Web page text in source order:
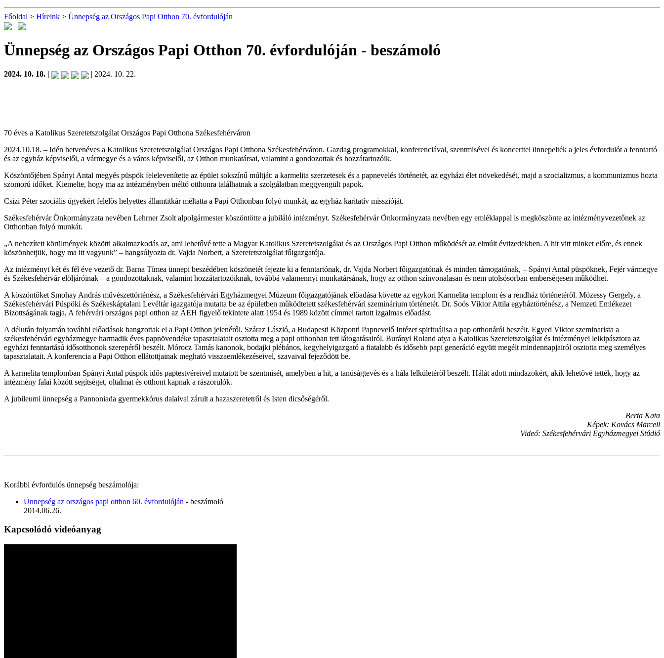
Főoldal > Híreink > Ünnepség az Országos Papi Otthon 70. évfordulóján
Ünnepség az Országos Papi Otthon 70. évfordulóján - beszámoló
2024. 10. 18. | | 2024. 10. 22.
70 éves a Katolikus Szeretetszolgálat Országos Papi Otthona Székesfehérváron
2024.10.18. – Idén hetvenéves a Katolikus Szeretetszolgálat Országos Papi Otthona Székesfehérváron. Gazdag programokkal, konferenciával, szentmisével és koncerttel ünnepelték a jeles évfordulót a fenntartó
és az egyház képviselői, a vármegye és a város képviselői, az Otthon munkatársai, valamint a gondozottak és hozzátartozóik.
Köszöntőjében Spányi Antal megyés püspök felelevenítette az épület sokszínű múltját: a karmelita szerzetesek és a papnevelés történetét, az egyházi élet növekedését, majd a szocializmus, a kommunizmus hozta
szomorú időket. Kiemelte, hogy ma az intézményben méltó otthonra találhatnak a szolgálatban meggyengült papok.
Csizi Péter szociális ügyekért felelős helyettes államtitkár méltatta a Papi Otthonban folyó munkát, az egyház karitatív misszióját.
Székesfehérvár Önkormányzata nevében Lehrner Zsolt alpolgármester köszöntötte a jubiláló intézményt. Székesfehérvár Önkormányzata nevében egy emléklappal is megköszönte az intézményvezetőnek az
Otthonban folyó munkát.
„A nehezített körülmények közötti alkalmazkodás az, ami lehetővé tette a Magyar Katolikus Szeretetszolgálat és az Országos Papi Otthon működését az elmúlt évtizedekben. A hit vitt minket előre, és ennek
köszönhetjük, hogy ma itt vagyunk” – hangsúlyozta dr. Vajda Norbert, a Szeretetszolgálat főigazgatója.
Az intézményt két és fél éve vezető dr. Barna Tímea ünnepi beszédében köszönetét fejezte ki a fenntartónak, dr. Vajda Norbert főigazgatónak és minden támogatónak, – Spányi Antal püspöknek, Fejér vármegye
és Székesfehérvár elöljáróinak – a gondozottaknak, valamint hozzátartozóiknak, továbbá valamennyi munkatársának, hogy az otthon színvonalasan és nem utolsósorban emberségesen működhet.
A köszöntőket Smohay András művészettörténész, a Székesfehérvári Egyházmegyei Múzeum főigazgatójának előadása követte az egykori Karmelita templom és a rendház történetéről. Mózessy Gergely, a
Székesfehérvári Püspöki és Székeskáptalani Levéltár igazgatója mutatta be az épületben működtetett székesfehérvári szeminárium történetét. Dr. Soós Viktor Attila egyháztörténész, a Nemzeti Emlékezet
Bizottságának tagja, A fehérvári országos papi otthon az ÁEH figyelő tekintete alatt 1954 és 1989 között címmel tartott izgalmas előadást.
A délután folyamán további előadások hangzottak el a Papi Otthon jelenéről. Száraz László, a Budapesti Központi Papnevelő Intézet spirituálisa a pap otthonáról beszélt. Egyed Viktor szeminarista a
székesfehérvári egyházmegye harmadik éves papnövendéke tapasztalatait osztotta meg a papi otthonban tett látogatásairól. Burányi Roland atya a Katolikus Szeretetszolgálat és intézményei lelkipásztora az
egyházi fenntartású idősotthonok szerepéről beszélt. Mórocz Tamás kanonok, bodajki plébános, kegyhelyigazgató a fiatalabb és idősebb papi generáció együtt megélt mindennapjairól osztotta meg személyes
tapasztalatait. A konferencia a Papi Otthon ellátottjainak megható visszaemlékezéseivel, szavaival fejeződött be.
A karmelita templomban Spányi Antal püspök idős paptestvéreivel mutatott be szentmisét, amelyben a hit, a tanúságtevés és a hála lelkületéről beszélt. Hálát adott mindazokért, akik lehetővé tették, hogy az
intézmény falai között segítséget, oltalmat és otthont kapnak a rászorulók.
A jubileumi ünnepség a Pannoniada gyermekkórus dalaival zárult a hazaszeretetről és Isten dicsőségéről.
Berta Kata
Képek: Kovács Marcell
Videó: Székesfehérvári Egyházmegyei Stúdió
Korábbi évfordulós ünnepség beszámolója:
Ünnepség az országos papi otthon 60. évfordulóján - beszámoló
2014.06.26.
Kapcsolódó videóanyag